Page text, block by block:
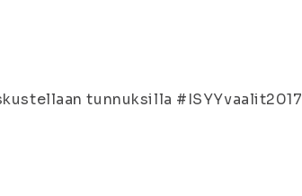
tunnuksilla #ISYYvaalit2017